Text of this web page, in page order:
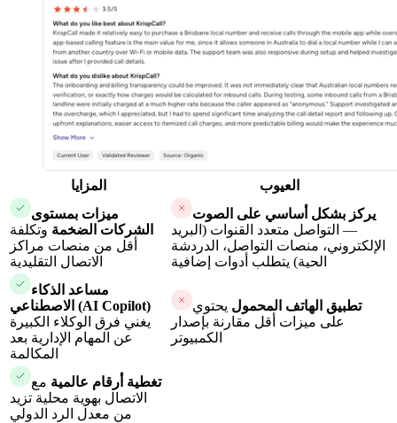
المزايا
العيوب
ميزات بمستوى
الشركات الضخمة وتكلفة
أقل من منصات مراكز
الاتصال التقليدية
يركز بشكل أساسي على الصوت
— التواصل متعدد القنوات (البريد
الإلكتروني، منصات التواصل، الدردشة
الحية) يتطلب أدوات إضافية
مساعد الذكاء
الاصطناعي (AI Copilot)
يغني فرق الوكلاء الكبيرة
عن المهام الإدارية بعد
المكالمة
تطبيق الهاتف المحمول يحتوي
على ميزات أقل مقارنة بإصدار
الكمبيوتر
تغطية أرقام عالمية مع
الاتصال بهوية محلية تزيد
من معدل الرد الدولي